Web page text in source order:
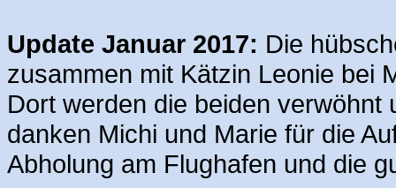
Update Januar 2017: Die
zusammen mit Kätzin Leonie bei
Dort werden die beiden
danken Michi und Marie für die
Abholung am Flughafen und die